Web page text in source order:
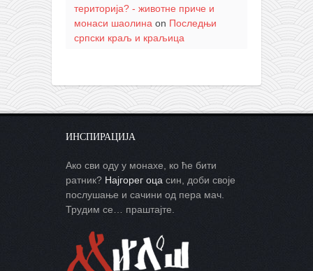
територија? - животне приче и
монаси шаолина on Последњи
српски краљ и краљица
ИНСПИРАЦИЈА
Ако сви оду у монахе, ко ће бити
ратник? Најгорег оца син, доби своје
послушање и сачини од пера мач.
Трудим се… праштајте.